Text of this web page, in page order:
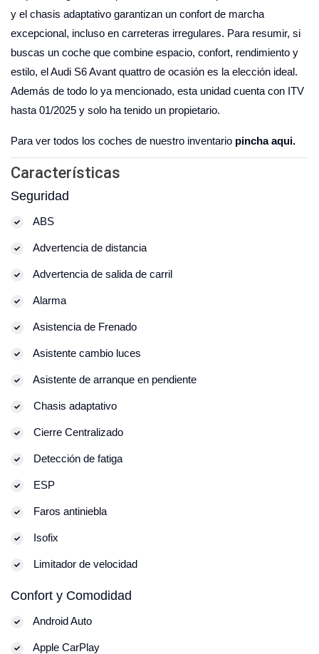
y el chasis adaptativo garantizan un confort de marcha
excepcional, incluso en carreteras irregulares. Para resumir, si
buscas un coche que combine espacio, confort, rendimiento y
estilo, el Audi S6 Avant quattro de ocasión es la elección ideal.
Además de todo lo ya mencionado, esta unidad cuenta con ITV
hasta 01/2025 y solo ha tenido un propietario.
Para ver todos los coches de nuestro inventario pincha aqui.
Características
Seguridad
ABS
Advertencia de distancia
Advertencia de salida de carril
Alarma
Asistencia de Frenado
Asistente cambio luces
Asistente de arranque en pendiente
Chasis adaptativo
Cierre Centralizado
Detección de fatiga
ESP
Faros antiniebla
Isofix
Limitador de velocidad
Confort y Comodidad
Android Auto
Apple CarPlay